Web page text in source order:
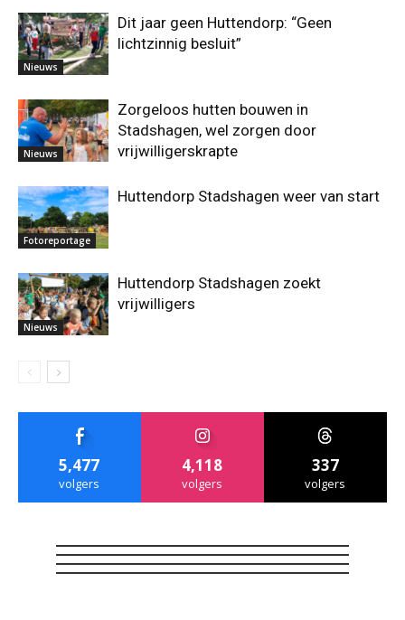
Nieuws
Dit jaar geen Huttendorp: “Geen
lichtzinnig besluit”
Nieuws
Zorgeloos hutten bouwen in
Stadshagen, wel zorgen door
vrijwilligerskrapte
Fotoreportage
Huttendorp Stadshagen weer van start
Nieuws
Huttendorp Stadshagen zoekt
vrijwilligers
5,477
volgers
4,118
volgers
337
volgers